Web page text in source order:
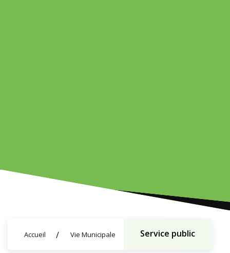
Accueil Vie Municipale Service public